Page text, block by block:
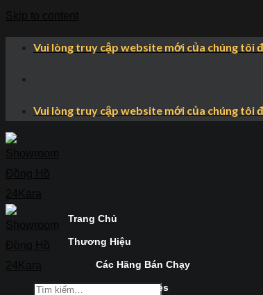
Vui lòng truy cập website mới của chúng tôi
Vui lòng truy cập website mới của chúng tôi
Trang Chủ
Thương Hiệu
Các Hãng Bán Chạy
Longines